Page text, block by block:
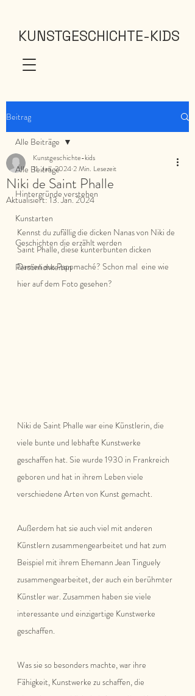
KUNSTGESCHICHTE-KIDS
Beitrag
Alle Beiträge
Hintergründe verstehen
Kunstarten
Geschichten die erzählt werden
Persönlichkeiten
Alle Beiträge
Niki de Saint Phalle
Kunstgeschichte-kids
11. Jan. 20242 Min. Lesezeit
Aktualisiert:13. Jan. 2024
Kennst du zufällig die dicken Nanas von Niki de
Saint Phalle, diese kunterbunten dicken
Damen aus Pappmaché? Schon mal  eine wie
hier auf dem Foto gesehen?
Niki de Saint Phalle war eine Künstlerin, die
viele bunte und lebhafte Kunstwerke
geschaffen hat. Sie wurde 1930 in Frankreich
geboren und hat in ihrem Leben viele
verschiedene Arten von Kunst gemacht.
Außerdem hat sie auch viel mit anderen
Künstlern zusammengearbeitet und hat zum
Beispiel mit ihrem Ehemann Jean Tinguely
zusammengearbeitet, der auch ein berühmter
Künstler war. Zusammen haben sie viele
interessante und einzigartige Kunstwerke
geschaffen.
Was sie so besonders machte, war ihre
Fähigkeit, Kunstwerke zu schaffen, die